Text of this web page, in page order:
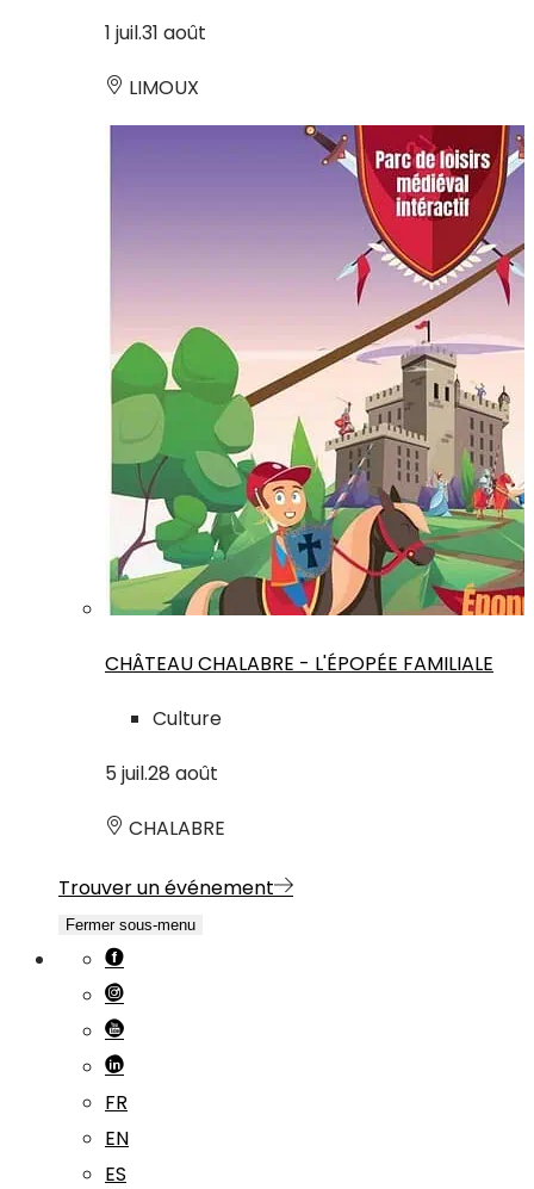
1 juil.31 août
LIMOUX
CHÂTEAU CHALABRE - L'ÉPOPÉE FAMILIALE
Culture
5 juil.28 août
CHALABRE
Trouver un événement
Fermer sous-menu
FR
EN
ES